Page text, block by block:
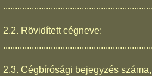
2.2. Rövidített cégneve:
2.3. Cégbírósági bejegyzés